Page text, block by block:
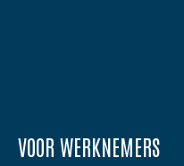
VOOR WERKNEMERS